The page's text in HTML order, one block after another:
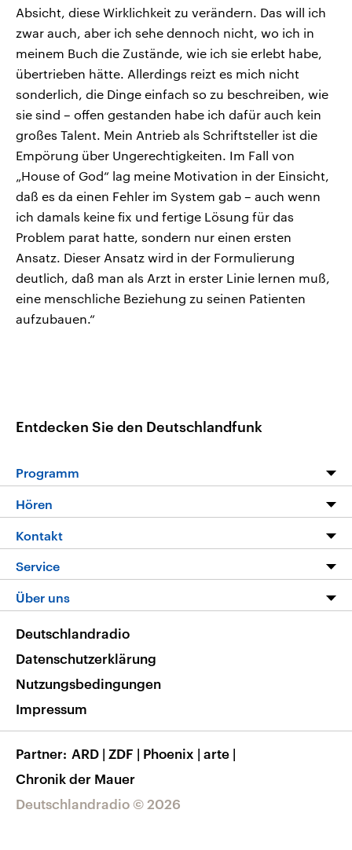
Absicht, diese Wirklichkeit zu verändern. Das will ich
zwar auch, aber ich sehe dennoch nicht, wo ich in
meinem Buch die Zustände, wie ich sie erlebt habe,
übertrieben hätte. Allerdings reizt es mich nicht
sonderlich, die Dinge einfach so zu beschreiben, wie
sie sind – offen gestanden habe ich dafür auch kein
großes Talent. Mein Antrieb als Schriftsteller ist die
Empörung über Ungerechtigkeiten. Im Fall von
„House of God“ lag meine Motivation in der Einsicht,
daß es da einen Fehler im System gab – auch wenn
ich damals keine fix und fertige Lösung für das
Problem parat hatte, sondern nur einen ersten
Ansatz. Dieser Ansatz wird in der Formulierung
deutlich, daß man als Arzt in erster Linie lernen muß,
eine menschliche Beziehung zu seinen Patienten
aufzubauen.“
Entdecken Sie den Deutschlandfunk
Programm
Die Nachrichten
Nachrichtenleicht
Neue Beiträge auf dlf.de
Hören
Livestream
Podcasts
Deutschlandfunk App
Nachrichten App
Frequenzen
Kontakt
Hörerservice
Service
FAQ
Veranstaltungen
Musikliste
RSS
Über uns
Barrierefreiheit
Deutschlandradio © 2026
Deutschlandradio
Datenschutzerklärung
Nutzungsbedingungen
Impressum
Partner ARD | ZDF | Phoenix | arte |
Chronik der Mauer